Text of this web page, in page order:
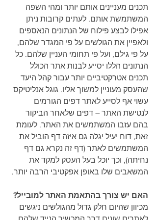
תכנים מעניינים אותם יותר ומהי השפה
המשתמשת אותם. לעתים קרובות ניתן
אפילו לבצע פילוח של הנתונים הנאספים
ולאפיין את הגולשים על פי המגדר שלהם,
על פי גילם, ועל פי תחומי העניין שלהם. כל
הנתונים הללו יסייע לבנות אתר הכולל
תכנים אטרקטיביים יותר עבור קהל היעד
שהעסק מעוניין למשוך אליו. גוגל אנליטיקס
עשוי אף לסייע לאתר דפים הגורמים
לנטישת האתר – דפים שלאחר הביקור
בהם עזבו המשתמשים את האתר. לעומת
זאת, דוח יעיל יגלה גם איזה דף הוביל את
המשתמשים לאתר (דף זה נקרא גם דף
נחיתה), וכך יוכל בעל העסק למקד את
המשאבים שלו באופן אפקטיבי הרבה יותר.
האם יש צורך בהתאמת האתר למובייל?
מכיוון שהיום חלק גדול מהגולשים ניגשים